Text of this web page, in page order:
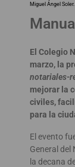
Miguel Ángel Soler.
El Colegio
marzo, la
notariales-
mejorar la
civiles,
para la
El evento
General del
la decana